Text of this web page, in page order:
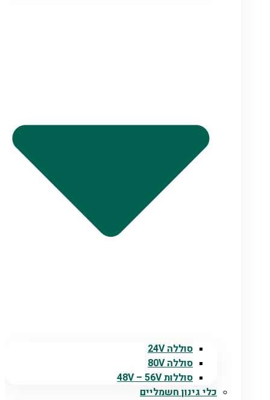
סוללה 24V
סוללה 80V
סוללות 48V – 56V
כלי גינון חשמליים